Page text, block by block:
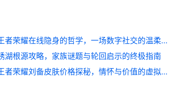
王者荣耀在线隐身的哲学，一场数字社交的温柔革命
湖根源攻略，家族谜题与轮回启示的终极指南
王者荣耀刘备皮肤价格探秘，情怀与价值的虚拟天平